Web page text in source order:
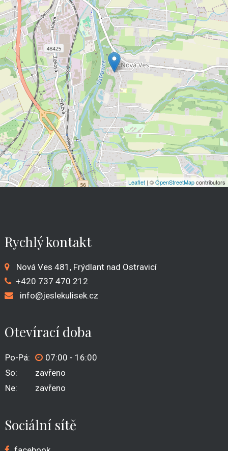
Leaflet | ©OpenStreetMapcontributors
Rychlý kontakt
Nová Ves 481, Frýdlant nad Ostravicí
+420 737 470 212
info@jeslekulisek.cz
Otevírací doba
Po-Pá:
07:00 - 16:00
So:
zavřeno
Ne:
zavřeno
Sociální sítě